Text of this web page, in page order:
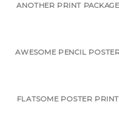
ANOTHER PRINT PACKAGE
AWESOME PENCIL
FLATSOME POSTER PRINT